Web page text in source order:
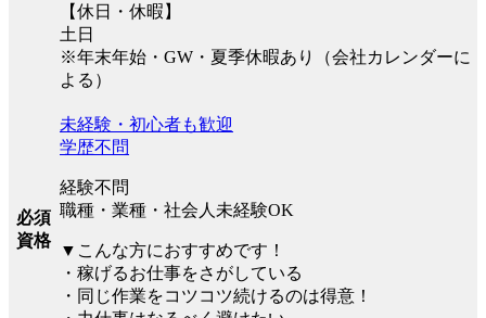
【休日・休暇】
土日
※年末年始・GW・夏季休暇あり（会社カレンダーに
よる）
必須
資格
未経験・初心者も歓迎
学歴不問
経験不問
職種・業種・社会人未経験OK
▼こんな方におすすめです！
・稼げるお仕事をさがしている
・同じ作業をコツコツ続けるのは得意！